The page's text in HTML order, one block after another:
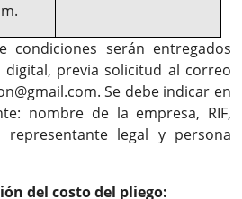
condiciones serán entregados
previa solicitud al correo
Se debe indicar en
nombre de la empresa, RIF,
legal y persona
del costo del pliego: